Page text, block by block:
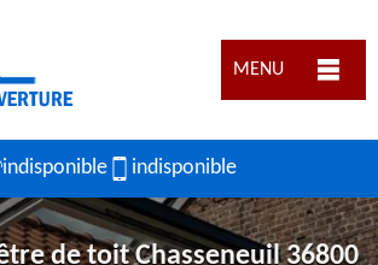
MENU
indisponible indisponible
de toit Chasseneuil 36800